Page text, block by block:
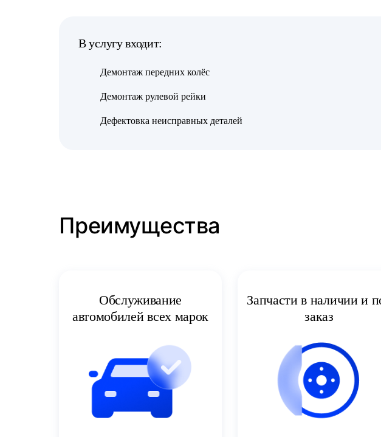
В услугу входит:
Демонтаж передних колёс
Демонтаж рулевой рейки
Дефектовка неисправных деталей
Преимущества
Обслуживание
автомобилей всех марок
Запчасти в наличии и
заказ